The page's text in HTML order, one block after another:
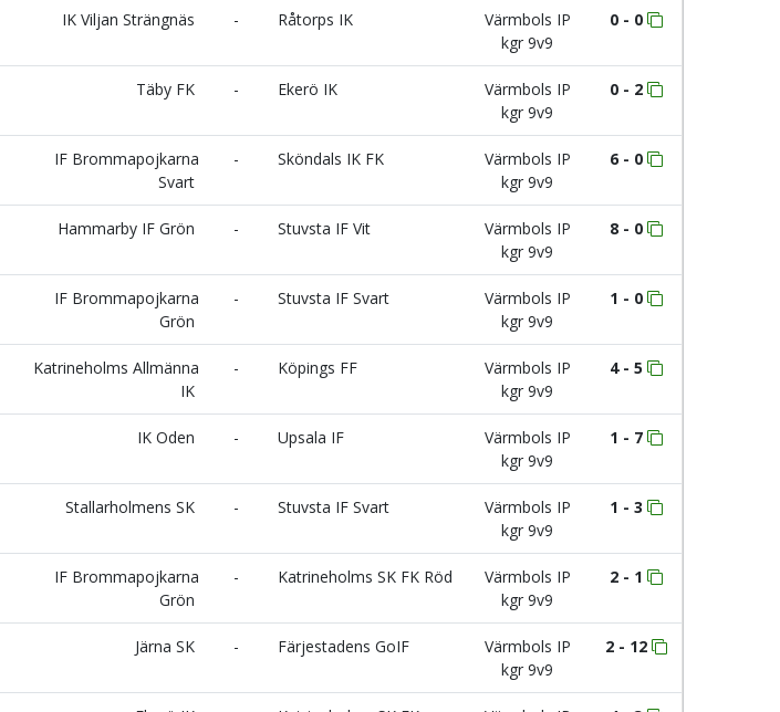
IK Viljan Strängnäs - Råtorps IK
Värmbols IP
kgr 9v9
0 - 0
Täby FK - Ekerö IK
Värmbols IP
kgr 9v9
0 - 2
IF Brommapojkarna
Svart
- Sköndals IK FK
Värmbols IP
kgr 9v9
6 - 0
Hammarby IF Grön - Stuvsta IF Vit
Värmbols IP
kgr 9v9
8 - 0
IF Brommapojkarna
Grön
- Stuvsta IF Svart
Värmbols IP
kgr 9v9
1 - 0
Katrineholms Allmänna
IK
- Köpings FF
Värmbols IP
kgr 9v9
4 - 5
IK Oden - Upsala IF
Värmbols IP
kgr 9v9
1 - 7
Stallarholmens SK - Stuvsta IF Svart
Värmbols IP
kgr 9v9
1 - 3
IF Brommapojkarna
Grön
- Katrineholms SK FK Röd
Värmbols IP
kgr 9v9
2 - 1
Järna SK - Färjestadens GoIF
Värmbols IP
kgr 9v9
2 - 12